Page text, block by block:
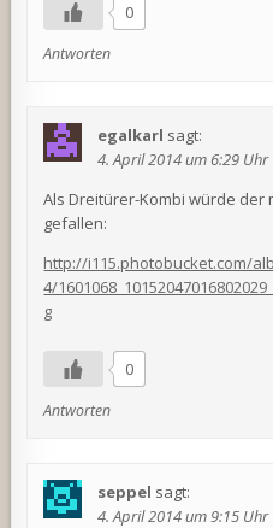
0
Antworten
egalkarl sagt:
4. April 2014 um 6:29 Uhr
Als Dreitürer-Kombi würde der
gefallen:
http://i115.photobucket.com/
4/
g
0
Antworten
seppel sagt:
4. April 2014 um 9:15 Uhr